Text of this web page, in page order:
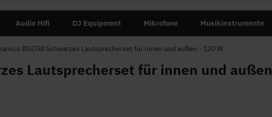
Audio Hifi DJ Equipment Mikrofone Musikinstrumente
BGO50 Schwarzes Lautsprecherset für innen und außen - 120 W
Lautsprecherset für innen und außen